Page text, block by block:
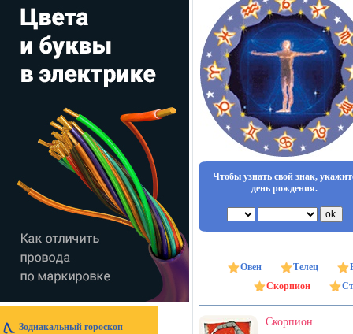
Зодиакальный гороскоп
Чтобы узнать свой знак,
день рождения.
Овен Телец
Скорпион
Скорпион